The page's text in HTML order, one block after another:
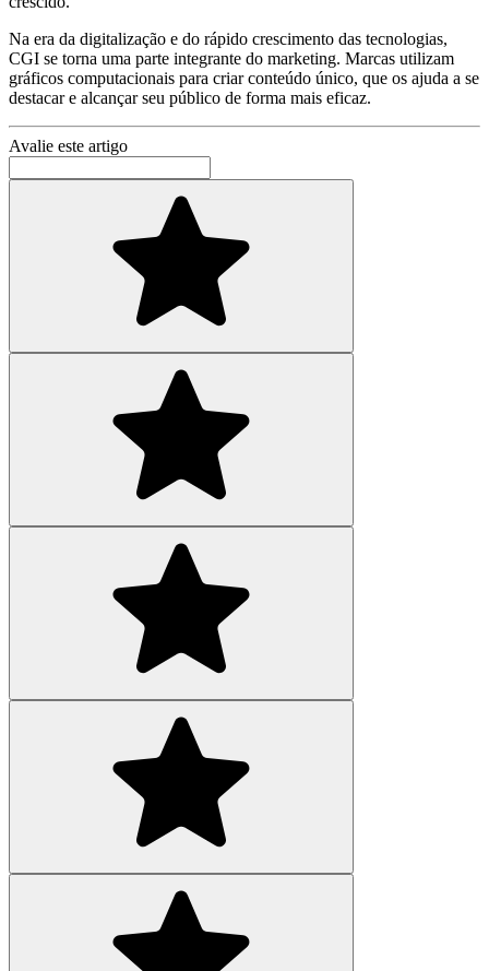
Na era da digitalização e do rápido crescimento das tecnologias,
CGI se torna uma parte integrante do marketing. Marcas utilizam
gráficos computacionais para criar conteúdo único, que os ajuda a se
destacar e alcançar seu público de forma mais eficaz.
Avalie este artigo